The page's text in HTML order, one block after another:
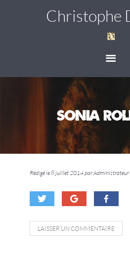
Christophe
Sonia
Rédigé le 8 juillet 2014 par Administrateur
LAISSER UN COMMENTAIRE